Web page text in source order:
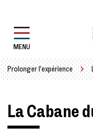
contenu
MENU
Prolonger l’expérience
La Cabane